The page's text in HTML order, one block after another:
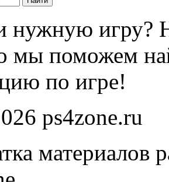
нужную игру?
мы поможем
по игре!
ps4zone.ru
материалов